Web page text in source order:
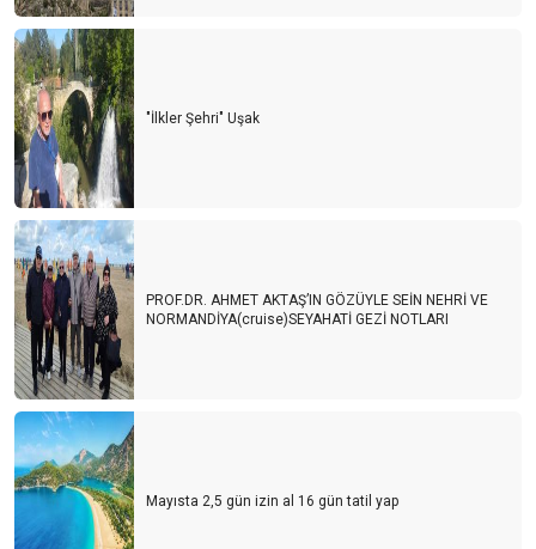
"İlkler Şehri" Uşak
PROF.DR. AHMET AKTAŞ’IN GÖZÜYLE SEİN NEHRİ VE
NORMANDİYA(cruise)SEYAHATİ GEZİ NOTLARI
Mayısta 2,5 gün izin al 16 gün tatil yap